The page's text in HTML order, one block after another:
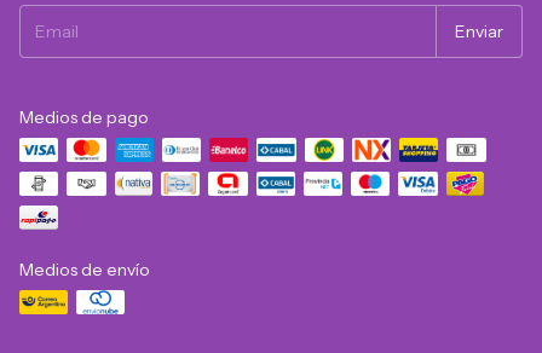
Medios de pago
Medios de envío